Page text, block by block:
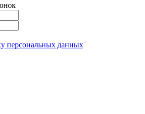
персональных данных